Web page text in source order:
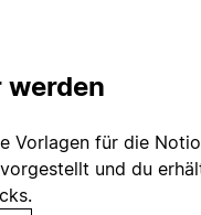
werden
Vorlagen für die
und du